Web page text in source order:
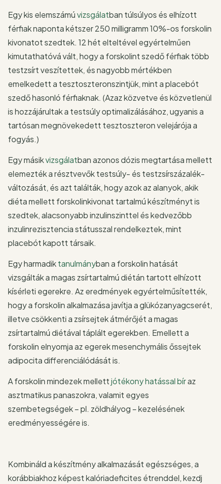
Egy kis elemszámúvizsgálatban túlsúlyos és elhízott
férfiak naponta kétszer 250 milligramm 10%-os forskolin
kivonatot szedtek. 12 hét elteltével egyértelműen
kimutathatóvá vált, hogy a forskolint szedő férfiak több
testzsírt veszítettek, és nagyobb mértékben
emelkedett a tesztoszteronszintjük, mint a placebót
szedő hasonló férfiaknak. (Azaz közvetve és közvetlenül
is hozzájárultak a testsúly optimalizálásához, ugyanis a
tartósan megnövekedett tesztoszteron velejárója a
fogyás.)
Egy másikvizsgálatban azonos dózis megtartása mellett
elemezték a résztvevők testsúly- és testzsírszázalék-
változását, és azt találták, hogy azok az alanyok, akik
diéta mellett forskolinkivonat tartalmú készítményt is
szedtek, alacsonyabb inzulinszinttel és kedvezőbb
inzulinrezisztencia státusszal rendelkeztek, mint
placebót kapott társaik.
Egy harmadiktanulmányban a forskolin hatását
vizsgálták a magas zsírtartalmú diétán tartott elhízott
kísérleti egerekre. Az eredmények egyértelműsítették,
hogy a forskolin alkalmazása javítja a glükózanyagcserét,
illetve csökkenti a zsírsejtek átmérőjét a magas
zsírtartalmú diétával táplált egerekben. Emellett a
forskolin elnyomja az egerek mesenchymális őssejtek
adipocita differenciálódását is.
A forskolin mindezek mellettjótékony hatással bíraz
asztmatikus panaszokra, valamit egyes
szembetegségek – pl. zöldhályog – kezelésének
eredményességére is.
Kombináld a készítmény alkalmazását egészséges, a
korábbiakhoz képest kalóriadeficites étrenddel, kezdj